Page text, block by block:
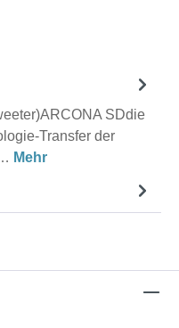
SDdie
Transfer der
Mehr